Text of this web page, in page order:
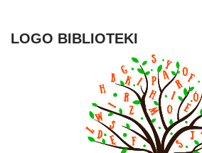
LOGO BIBLIOTEKI